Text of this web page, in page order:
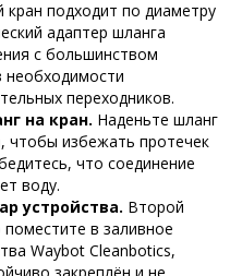
подходит по диаметру
адаптер шланга
с большинством
необходимости
переходников.
на кран. Наденьте шланг
чтобы избежать протечек
что соединение
воду.
устройства. Второй
в заливное
Waybot Cleanbotics,